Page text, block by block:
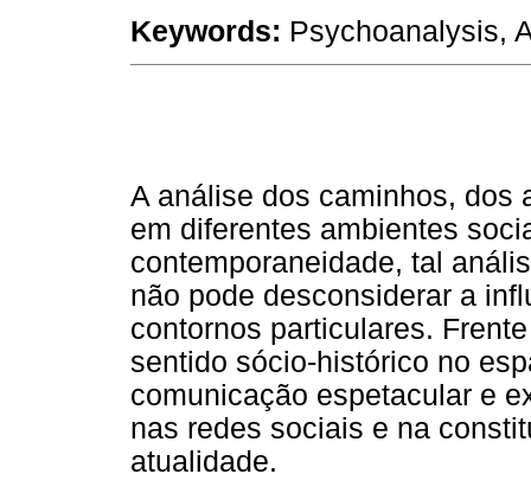
Keywords: Psychoanalysis,
A análise dos caminhos, dos
em diferentes ambientes
contemporaneidade, tal
não pode desconsiderar a
contornos particulares.
sentido sócio-histórico no
comunicação espetacular e
nas redes sociais e na
atualidade.